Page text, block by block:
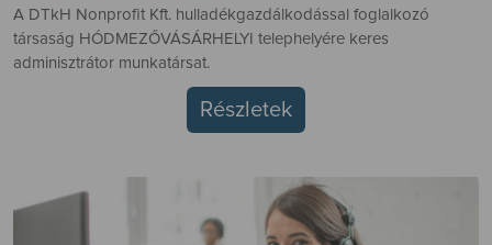
A DTkH Nonprofit Kft. hulladékgazdálkodással foglalkozó
társaság HÓDMEZŐVÁSÁRHELYI telephelyére keres
adminisztrátor munkatársat.
Részletek